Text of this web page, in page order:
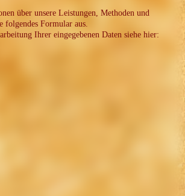
über unsere Leistungen, Methoden und
folgendes Formular aus.
Ihrer eingegebenen Daten siehe hier: